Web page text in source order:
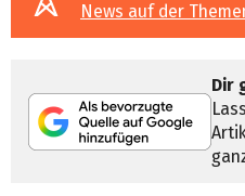
News auf der
Dir